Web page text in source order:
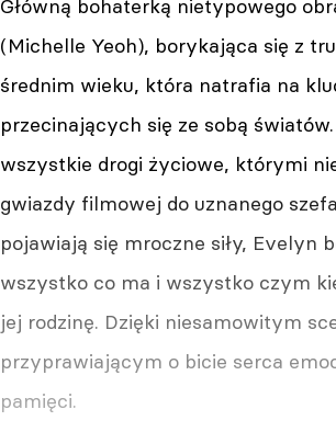
Główną bohaterką nietypowego
(Michelle Yeoh), borykająca się z
średnim wieku, która natrafia na
przecinających się ze sobą
wszystkie drogi życiowe, którymi
gwiazdy filmowej do uznanego
pojawiają się mroczne siły, Evelyn
wszystko co ma i wszystko czym
jej rodzinę. Dzięki niesamowitym
przyprawiającym o bicie serca
pamięci.